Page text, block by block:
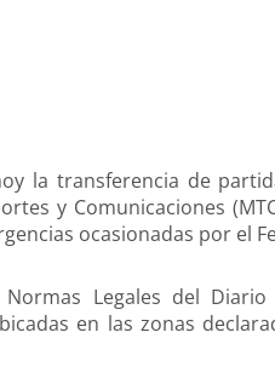
la transferencia de
y Comunicaciones
ocasionadas por el
Legales del Diario
en las zonas